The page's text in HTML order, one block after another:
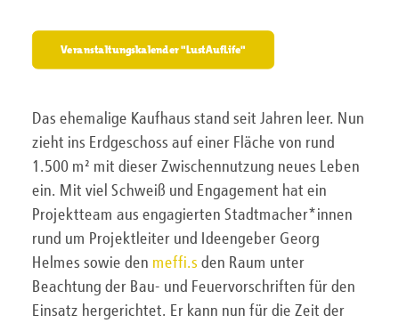
Veranstaltungskalender "LustAufLife"
Das ehemalige Kaufhaus stand seit Jahren leer. Nun
zieht ins Erdgeschoss auf einer Fläche von rund
1.500 m² mit dieser Zwischennutzung neues Leben
ein. Mit viel Schweiß und Engagement hat ein
Projektteam aus engagierten Stadtmacher*innen
rund um Projektleiter und Ideengeber Georg
Helmes sowie den meffi.s den Raum unter
Beachtung der Bau- und Feuervorschriften für den
Einsatz hergerichtet. Er kann nun für die Zeit der